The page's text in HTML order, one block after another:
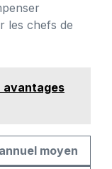
les chefs de
avantages
moyen